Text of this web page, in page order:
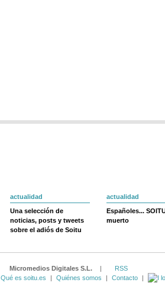
actualidad
Una selección de
noticias, posts y tweets
sobre el adiós de Soitu
actualidad
Españoles...
muerto
Micromedios Digitales S.L. |
RSS
Qué es soitu.es
| Quiénes somos | Contacto |